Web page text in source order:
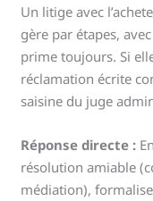
Un litige avec
gère par étapes,
prime toujours. Si
réclamation écrite
saisine du juge
Réponse directe :
résolution amiable
médiation),